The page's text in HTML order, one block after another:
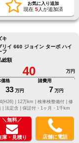
お気に入り追加
現在 5人が追加済
キ
リイ 660 ジョイン ターボ ハイ
フ
総額
40
万円
価格
33 万円
諸費用
7 万円
修
| 法定含 | 保証付・1ヶ月・1千km
＼無料／
庫・見積り 店舗に電話